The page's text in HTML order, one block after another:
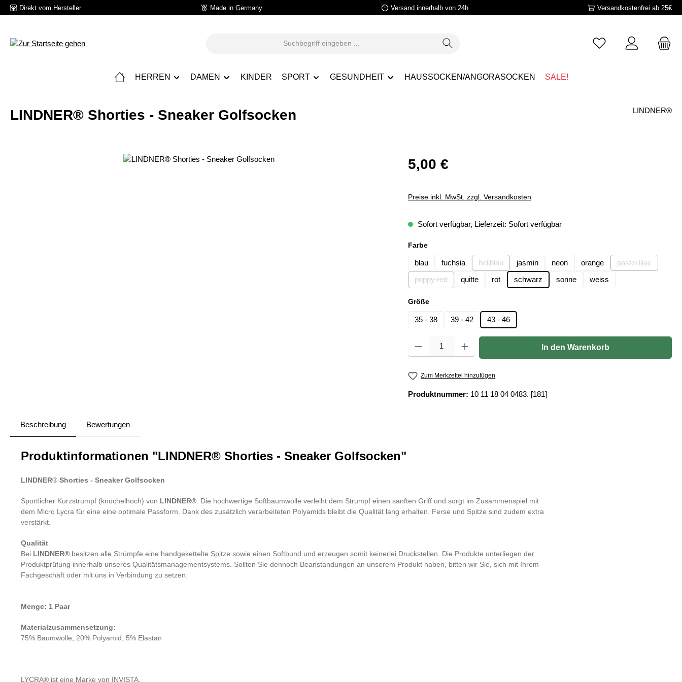
Hauptinhalt springen
Zur Suche springen
Zur Hauptnavigation springen
Direkt vom Hersteller Made in Germany Versand innerhalb von 24h Versandkostenfrei ab 25€
HERREN DAMEN KINDER SPORT GESUNDHEIT HAUSSOCKEN/ANGORASOCKEN SALE!
LINDNER® Shorties - Sneaker Golfsocken LINDNER®
5,00 €
Preise inkl. MwSt. zzgl. Versandkosten
Sofort verfügbar, Lieferzeit: Sofort verfügbar
Farbeauswählen
blau fuchsia hellblau
(Diese Option ist zurzeit nicht verfügbar.)
jasmin neon orange pastel lilac
(Diese Option
poppy red
(Diese Option ist zurzeit nicht verfügbar.)
quitte rot schwarz sonne weiss
Größeauswählen
35 - 38 39 - 42 43 - 46
Produkt Anzahl: Gib den gewünschten Wert ein oder benutze die Schaltflächen um die Anzahl zu
In den Warenkorb
Zum Merkzettel hinzufügen
Produktnummer: 10 11 18 04 0483. [181]
Beschreibung Bewertungen
Produktinformationen "LINDNER® Shorties - Sneaker Golfsocken"
LINDNER® Shorties - Sneaker Golfsocken
Sportlicher Kurzstrumpf (knöchelhoch) von LINDNER®. Die hochwertige Softbaumwolle verleiht dem Strumpf einen sanften Griff und sorgt im Zusammenspiel mit
dem Micro Lycra für eine eine optimale Passform. Dank des zusätzlich verarbeiteten Polyamids bleibt die Qualität lang erhalten. Ferse und Spitze sind zudem extra
verstärkt.
Qualität
Bei LINDNER® besitzen alle Strümpfe eine handgekettelte Spitze sowie einen Softbund und erzeugen somit keinerlei Druckstellen. Die Produkte unterliegen der
Produktprüfung innerhalb unseres Qualitätsmanagementsystems. Sollten Sie dennoch Beanstandungen an unserem Produkt haben, bitten wir Sie, sich mit Ihrem
Fachgeschäft oder mit uns in Verbindung zu setzen.
Menge: 1 Paar
Materialzusammensetzung:
75% Baumwolle, 20% Polyamid, 5% Elastan
LYCRA® ist eine Marke von INVISTA.